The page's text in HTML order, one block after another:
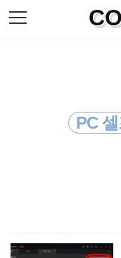
본
문
PC
색